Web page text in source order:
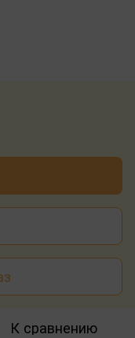
К сравнению